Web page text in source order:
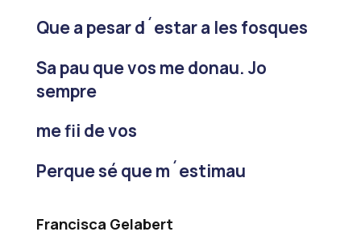
Que a pesar d´estar a les fosques
Sa pau que vos me donau. Jo
sempre
me fii de vos
Perque sé que m´estimau
Francisca Gelabert